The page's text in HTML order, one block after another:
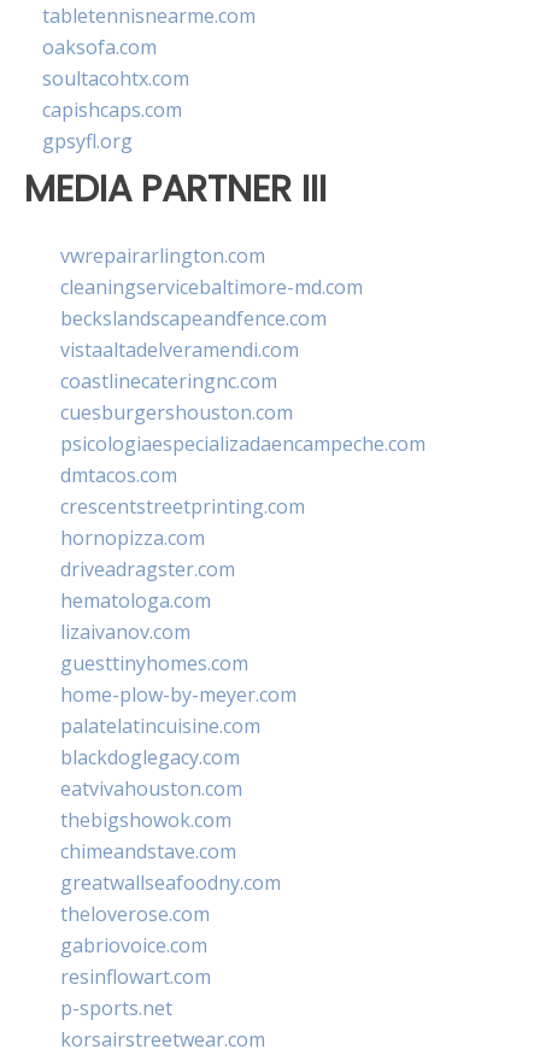
tabletennisnearme.com
oaksofa.com
soultacohtx.com
capishcaps.com
gpsyfl.org
MEDIA PARTNER III
vwrepairarlington.com
cleaningservicebaltimore-md.com
beckslandscapeandfence.com
vistaaltadelveramendi.com
coastlinecateringnc.com
cuesburgershouston.com
psicologiaespecializadaencampeche.com
dmtacos.com
crescentstreetprinting.com
hornopizza.com
driveadragster.com
hematologa.com
lizaivanov.com
guesttinyhomes.com
home-plow-by-meyer.com
palatelatincuisine.com
blackdoglegacy.com
eatvivahouston.com
thebigshowok.com
chimeandstave.com
greatwallseafoodny.com
theloverose.com
gabriovoice.com
resinflowart.com
p-sports.net
korsairstreetwear.com